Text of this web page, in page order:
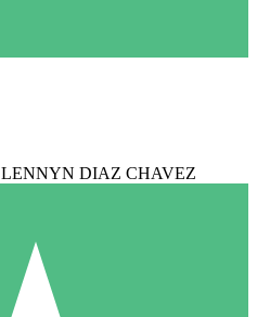
LENNYN DIAZ CHAVEZ